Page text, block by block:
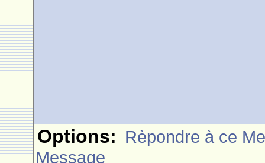
Options: Rèpondre à ce
Message